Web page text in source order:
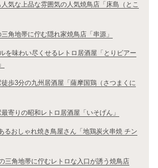
気な上品な雰囲気の人気焼鳥店「床島（とこ
角地帯に佇む隠れ家焼鳥店「串源」
を味わい尽くせるレトロ居酒屋「とりビアー
歩3分の九州居酒屋「薩摩国鶏（さつまくに
寄りの昭和レトロ居酒屋「いそげん」
るおしゃれ焼き鳥屋さん「地鶏炭火串焼 チン
三角地帯に佇むレトロな入口が誘う焼鳥店